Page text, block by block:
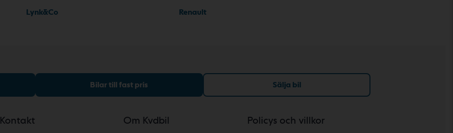
Lynk&Co
Renault
Bilar till fast pris Sälja bil
Kontakt Om Kvdbil Policys och villkor